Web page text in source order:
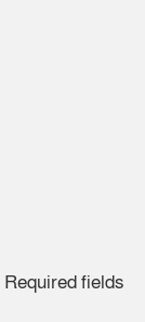
Required fields